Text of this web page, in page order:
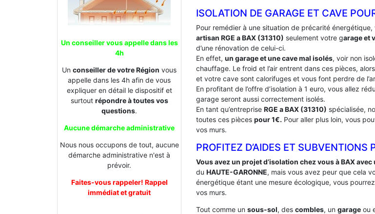
Un conseiller vous appelle dans les
4h
Un conseiller de votre Région vous
appelle dans les 4h afin de vous
expliquer en détail le dispositif et
surtout répondre à toutes vos
questions.
Aucune démarche administrative
Nous nous occupons de tout, aucune
démarche administrative n'est à
prévoir.
Faites-vous rappeler! Rappel
immédiat et gratuit
ISOLATION DE GARAGE ET CAVE
Pour remédier à une situation de précarité
artisan RGE a BAX (31310) seulement votre garage et
d’une rénovation de celui-ci.
En effet, un garage et une cave mal isolés, voir non
chauffage. Le froid et l’air entrent dans ces pièces,
et votre cave sont calorifuges et vous font perdre de
En profitant de l’offre d’isolation à 1 euro, vous allez
garage seront aussi correctement isolés.
En tant qu’entreprise RGE a BAX (31310) spécialisée,
toutes ces pièces pour 1€. Pour aller plus loin, vous
vos murs.
PROFITEZ D’AIDES ET SUBVENTIONS
Vous avez un projet d’isolation chez vous à BAX avec
du HAUTE-GARONNE, mais vous avez peur que cela
énergétique étant une mesure écologique, vous
vos murs.
Tout comme un sous-sol, des combles, un garage ou